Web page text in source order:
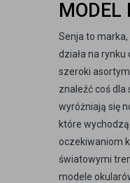
MODEL
Senja to
działa na
szeroki
znaleźć coś dla
wyróżniają się
które
oczekiwaniom
światowymi
modele